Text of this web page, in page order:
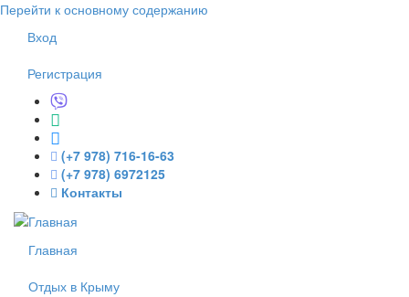
Перейти к основному содержанию
Вход
Регистрация
(+7 978) 716-16-63
(+7 978) 6972125
Контакты
Главная
Отдых в Крыму